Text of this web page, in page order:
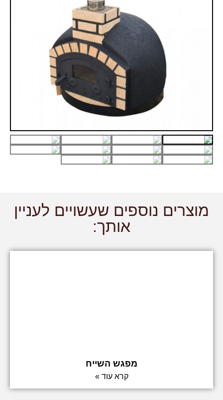
מוצרים נוספים שעשויים לעניין
אותך:
מפגש השייח
קרא עוד »